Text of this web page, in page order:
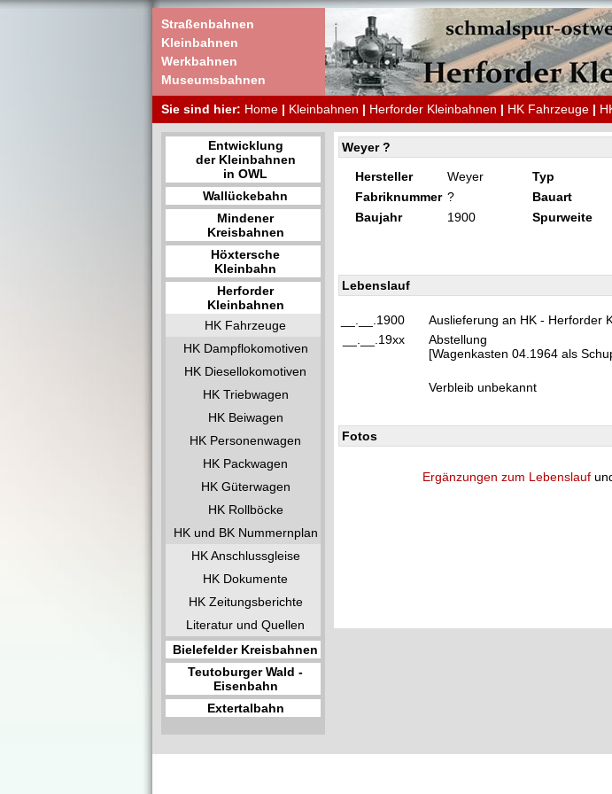
Straßenbahnen
Kleinbahnen
Werkbahnen
Museumsbahnen
Sie sind hier: Home | Kleinbahnen | Herforder Kleinbahnen | HK Fahrzeuge |
Entwicklung
der Kleinbahnen
in OWL
Wallückebahn
Mindener
Kreisbahnen
Höxtersche
Kleinbahn
Herforder
Kleinbahnen
HK Fahrzeuge
HK Dampflokomotiven
HK Diesellokomotiven
HK Triebwagen
HK Beiwagen
HK Personenwagen
HK Packwagen
HK Güterwagen
HK Rollböcke
HK und BK Nummernplan
HK Anschlussgleise
HK Dokumente
HK Zeitungsberichte
Literatur und Quellen
Bielefelder Kreisbahnen
Teutoburger Wald -
Eisenbahn
Extertalbahn
Weyer ?
Hersteller Weyer Typ
Fabriknummer ? Bauart
Baujahr
1900 Spurweite
Lebenslauf
__.__.1900
Auslieferung an HK - Herforder
__.__.19xx
Abstellung
[Wagenkasten 04.1964 als
Verbleib unbekannt
Fotos
Ergänzungen zum Lebenslauf